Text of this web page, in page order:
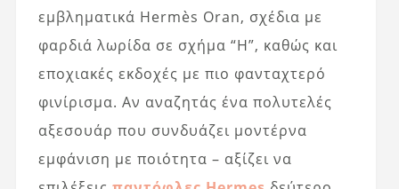
εμβληματικά Hermès Oran, σχέδια με
φαρδιά λωρίδα σε σχήμα “H”, καθώς και
εποχιακές εκδοχές με πιο φανταχτερό
φινίρισμα. Αν αναζητάς ένα πολυτελές
αξεσουάρ που συνδυάζει μοντέρνα
εμφάνιση με ποιότητα – αξίζει να